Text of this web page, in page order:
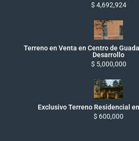
$ 4,692,924
Terreno en Venta en Centro de
Desarrollo
$ 5,000,000
Exclusivo Terreno Residencial
$ 600,000